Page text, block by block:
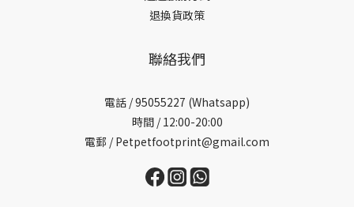
退換貨政策
聯絡我們
電話 /95055227 (Whatsapp)
時間 / 12:00-20:00
電郵 / Petpetfootprint@gmail.com